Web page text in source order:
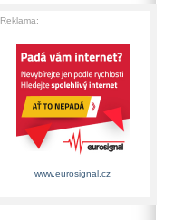
Reklama:
www.eurosignal.cz